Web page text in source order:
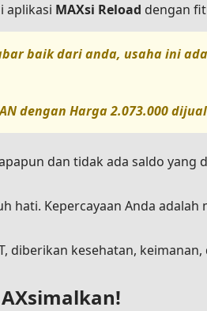
aplikasi MAXsi Reload dengan
baik dari anda, usaha ini
dengan Harga2.073.000
dan tidak ada saldo
hati. Kepercayaan Anda
diberikan kesehatan,